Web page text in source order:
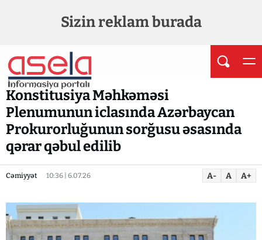
Sizin reklam burada
Konstitusiya Məhkəməsi
Plenumunun iclasında Azərbaycan
Prokurorluğunun sorğusu əsasında
qərar qəbul edilib
Cəmiyyət 10:36 | 6.07.26 A- A A+